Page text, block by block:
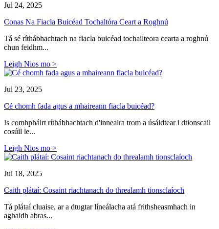
Jul 24, 2025
Conas Na Fiacla Buicéad Tochaltóra Ceart a Roghnú
Tá sé ríthábhachtach na fiacla buicéad tochailteora cearta a roghnú
chun feidhm...
Leigh Nios mo >
Jul 23, 2025
Cé chomh fada agus a mhaireann fiacla buicéad?
Is comhpháirt ríthábhachtach d'innealra trom a úsáidtear i dtionscail
cosúil le...
Leigh Nios mo >
Jul 18, 2025
Caith plátaí: Cosaint riachtanach do threalamh tionsclaíoch
Tá plátaí cluaise, ar a dtugtar líneálacha atá frithsheasmhach in
aghaidh abras...